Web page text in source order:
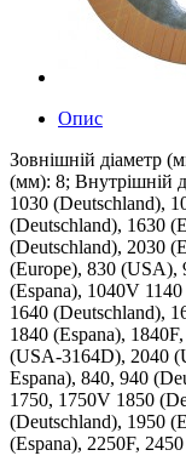
Опис
Зовнішній діаметр
(мм): 8; Внутрішній
1030 (Deutschland),
(Deutschland), 1630
(Deutschland), 2030
(Europe), 830 (USA),
(Espana), 1040V
1640 (Deutschland),
1840 (Espana),
(USA-3164D), 2040
Espana), 840, 940
1750, 1750V 1850
(Deutschland), 1950
(Espana), 2250F,